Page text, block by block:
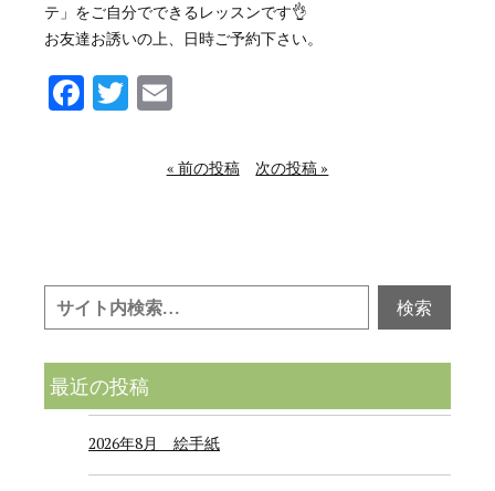
テ」をご自分でできるレッスンです👌
お友達お誘いの上、日時ご予約下さい。
Facebook
Twitter
« 前の投稿 次の投稿 »
最近の投稿
2026年8月 絵手紙